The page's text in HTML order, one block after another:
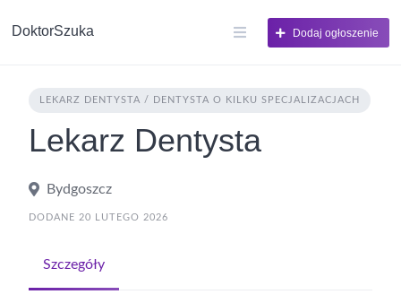
DoktorSzuka Dodaj ogłoszenie
LEKARZ DENTYSTA / DENTYSTA O KILKU SPECJALIZACJACH
Lekarz Dentysta
Bydgoszcz
DODANE 20 LUTEGO 2026
Szczegóły